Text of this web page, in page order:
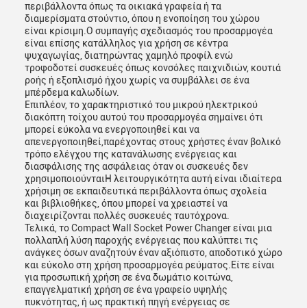
περιβάλλοντα όπως τα οικιακά γραφεία ή τα
διαμερίσματα στούντιο, όπου η ενοποίηση του χώρου
είναι κρίσιμη.Ο συμπαγής σχεδιασμός του προσαρμογέα
είναι επίσης κατάλληλος για χρήση σε κέντρα
ψυχαγωγίας, διατηρώντας χαμηλό προφίλ ενώ
τροφοδοτεί συσκευές όπως κονσόλες παιχνιδιών, κουτιά
ροής ή εξοπλισμό ήχου χωρίς να συμβάλλει σε ένα
μπέρδεμα καλωδίων.
Επιπλέον, το χαρακτηριστικό του μικρού ηλεκτρικού
διακόπτη τοίχου αυτού του προσαρμογέα σημαίνει ότι
μπορεί εύκολα να ενεργοποιηθεί και να
απενεργοποιηθεί,παρέχοντας στους χρήστες έναν βολικό
τρόπο ελέγχου της κατανάλωσης ενέργειας και
διασφάλισης της ασφάλειας όταν οι συσκευές δεν
χρησιμοποιούνταιΗ λειτουργικότητα αυτή είναι ιδιαίτερα
χρήσιμη σε εκπαιδευτικά περιβάλλοντα όπως σχολεία
και βιβλιοθήκες, όπου μπορεί να χρειαστεί να
διαχειρίζονται πολλές συσκευές ταυτόχρονα.
Τελικά, το Compact Wall Socket Power Changer είναι μια
πολλαπλή λύση παροχής ενέργειας που καλύπτει τις
ανάγκες όσων αναζητούν έναν αξιόπιστο, αποδοτικό χώρο
και εύκολο στη χρήση προσαρμογέα ρεύματος.Είτε είναι
για προσωπική χρήση σε ένα δωμάτιο κοιτώνα,
επαγγελματική χρήση σε ένα γραφείο υψηλής
πυκνότητας, ή ως πρακτική πηγή ενέργειας σε